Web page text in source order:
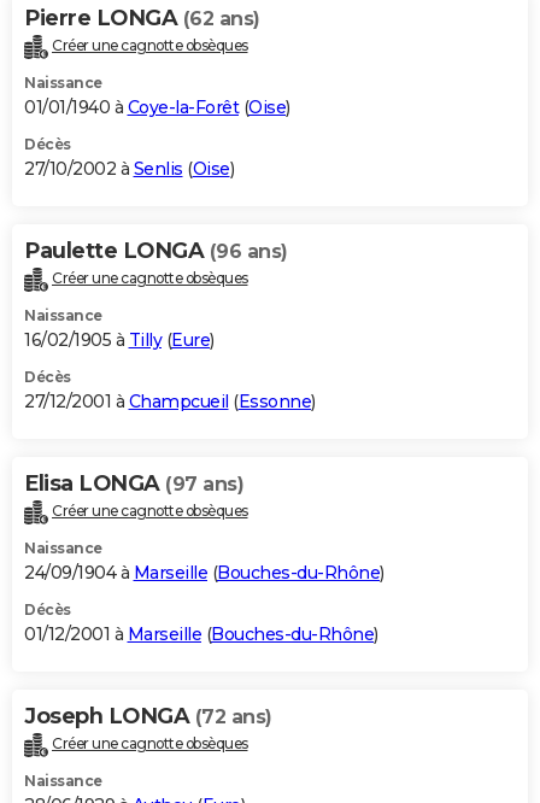
Pierre LONGA (62 ans)
Créer une cagnotte obsèques
Naissance
01/01/1940 à Coye-la-Forêt(Oise)
Décès
27/10/2002 à Senlis (Oise)
Paulette LONGA (96 ans)
Créer une cagnotte obsèques
Naissance
16/02/1905 à Tilly(Eure)
Décès
27/12/2001 à Champcueil (Essonne)
Elisa LONGA (97 ans)
Créer une cagnotte obsèques
Naissance
24/09/1904 à Marseille (Bouches-du-Rhône)
Décès
01/12/2001 à Marseille (Bouches-du-Rhône)
Joseph LONGA (72 ans)
Créer une cagnotte obsèques
Naissance